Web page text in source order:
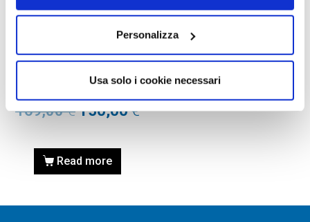
Personalizza
Usa solo i cookie necessari
OCCHIALI DA SOLE
OCCHIALE DA SOLE RYDON
MATTE BLACK – Im.X 2
BLACK – SN797306
169,00€ 150,00€
Read more